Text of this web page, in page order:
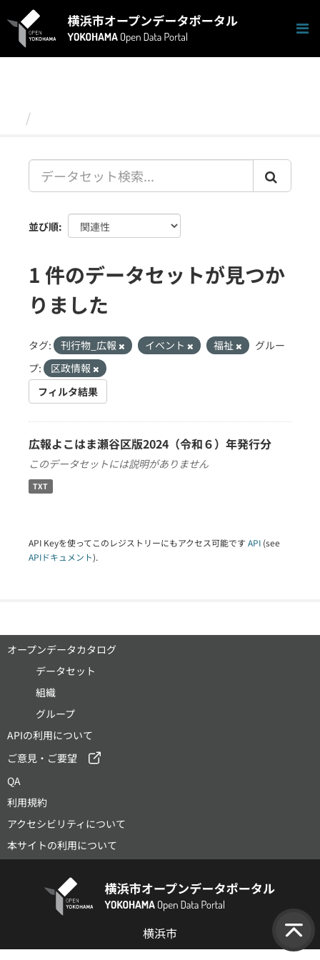
キ
並び順
1 件のデータセットが見つか
りました
タグ: 刊行物_広報 イベント 福祉
グルー
プ:
区政情報
フィルタ結果
広報よこはま瀬谷区版2024（令和６）年発行分
このデータセットには説明がありません
TXT
API Keyを使ってこのレジストリーにもアクセス可能です API (see
APIドキュメント).
オープンデータカタログ
データセット
組織
グループ
APIの利用について
ご意見・ご要望
QA
利用規約
アクセシビリティについて
本サイトの利用について
横浜市